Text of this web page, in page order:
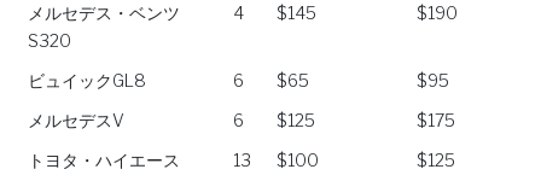
メルセデス・ベンツ
S320
4 $145 $190
ビュイックGL8 6 $65
$95
メルセデスV
6 $125
$175
トヨタ・ハイエース
13 $100
$125